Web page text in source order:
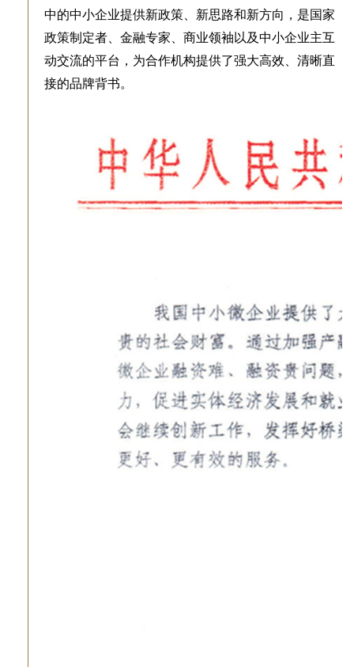
中的中小企业提供新政策、新思路和新方向，是国家
政策制定者、金融专家、商业领袖以及中小企业主互
动交流的平台，为合作机构提供了强大高效、清晰直
接的品牌背书。